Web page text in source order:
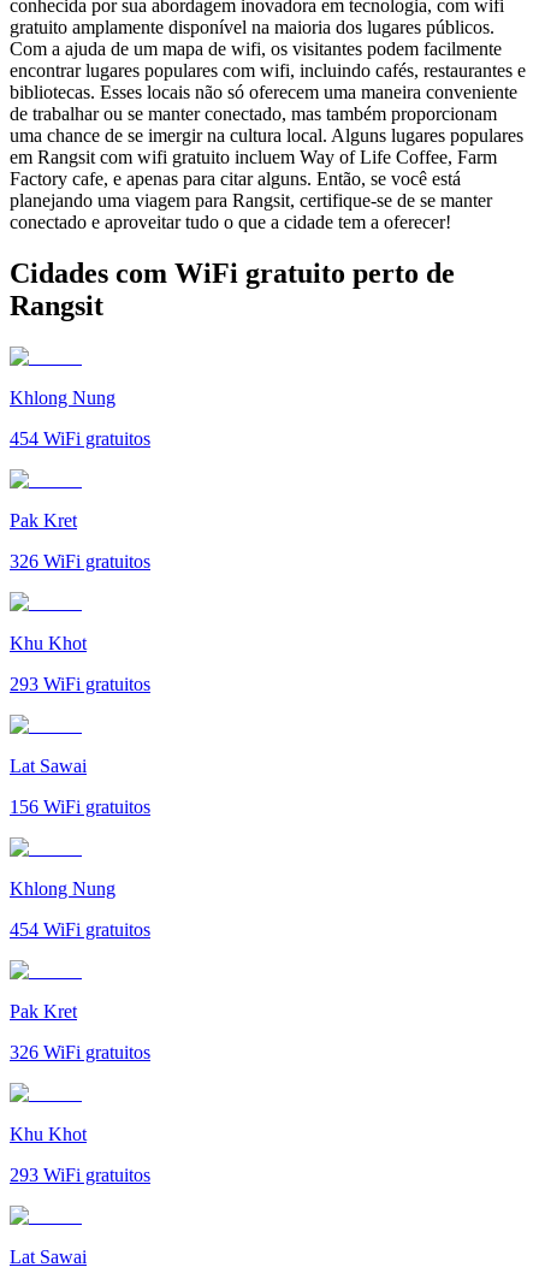
conhecida por sua abordagem inovadora em tecnologia, com wifi
gratuito amplamente disponível na maioria dos lugares públicos.
Com a ajuda de um mapa de wifi, os visitantes podem facilmente
encontrar lugares populares com wifi, incluindo cafés, restaurantes e
bibliotecas. Esses locais não só oferecem uma maneira conveniente
de trabalhar ou se manter conectado, mas também proporcionam
uma chance de se imergir na cultura local. Alguns lugares populares
em Rangsit com wifi gratuito incluem Way of Life Coffee, Farm
Factory cafe, e apenas para citar alguns. Então, se você está
planejando uma viagem para Rangsit, certifique-se de se manter
conectado e aproveitar tudo o que a cidade tem a oferecer!
Cidades com WiFi gratuito perto de
Rangsit
Khlong Nung
454 WiFi gratuitos
Pak Kret
326 WiFi gratuitos
Khu Khot
293 WiFi gratuitos
Lat Sawai
156 WiFi gratuitos
Khlong Nung
454 WiFi gratuitos
Pak Kret
326 WiFi gratuitos
Khu Khot
293 WiFi gratuitos
Lat Sawai